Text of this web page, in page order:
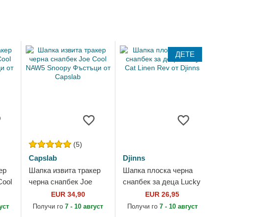
(5)
Capslab
Шапка извита тракер
черна снапбек Joe
Cool NAW5 Snoopy
Фъстъци от Capslab
EUR 34,90
Получи го7 - 10 август
ДЕТЕ
Djinns
Шапка плоска черна
снапбек за деца Lucky
Cat Linen Rev от Djinns
EUR 26,95
Получи го 7 - 10 август